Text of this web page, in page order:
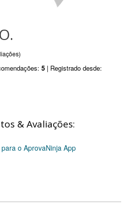
5 | Registrado desde:
& Avaliações:
o AprovaNinja App